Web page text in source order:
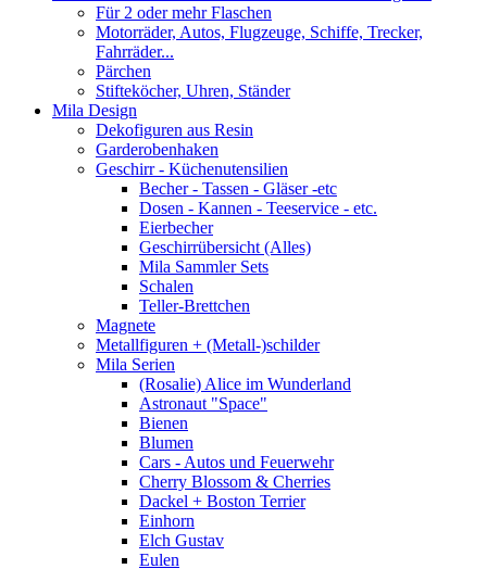
Für 2 oder mehr Flaschen
Motorräder, Autos, Flugzeuge, Schiffe, Trecker,
Fahrräder...
Pärchen
Stifteköcher, Uhren, Ständer
Mila Design
Dekofiguren aus Resin
Garderobenhaken
Geschirr - Küchenutensilien
Becher - Tassen - Gläser -etc
Dosen - Kannen - Teeservice - etc.
Eierbecher
Geschirrübersicht (Alles)
Mila Sammler Sets
Schalen
Teller-Brettchen
Magnete
Metallfiguren + (Metall-)schilder
Mila Serien
(Rosalie) Alice im Wunderland
Astronaut "Space"
Bienen
Blumen
Cars - Autos und Feuerwehr
Cherry Blossom & Cherries
Dackel + Boston Terrier
Einhorn
Elch Gustav
Eulen